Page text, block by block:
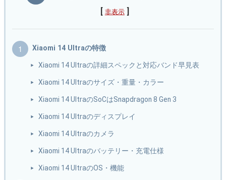
[ 非表示 ]
Xiaomi 14 Ultraの特徴
Xiaomi 14 Ultraの詳細スペックと対応バンド早見表
Xiaomi 14 Ultraのサイズ・重量・カラー
Xiaomi 14 UltraのSoCはSnapdragon 8 Gen 3
Xiaomi 14 Ultraのディスプレイ
Xiaomi 14 Ultraのカメラ
Xiaomi 14 Ultraのバッテリー・充電仕様
Xiaomi 14 UltraのOS・機能